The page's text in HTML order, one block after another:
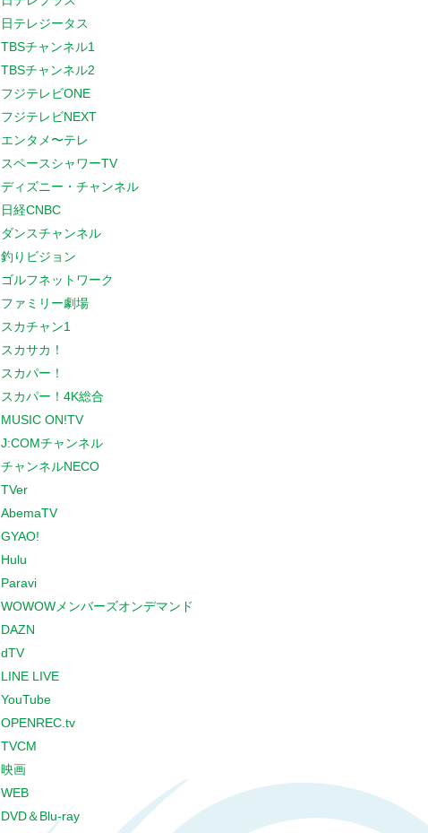
日テレジータス
TBSチャンネル1
TBSチャンネル2
フジテレビONE
フジテレビNEXT
エンタメ〜テレ
スペースシャワーTV
ディズニー・チャンネル
日経CNBC
ダンスチャンネル
釣りビジョン
ゴルフネットワーク
ファミリー劇場
スカチャン1
スカサカ！
スカパー！
スカパー！4K総合
MUSIC ON!TV
J:COMチャンネル
チャンネルNECO
TVer
AbemaTV
GYAO!
Hulu
Paravi
WOWOWメンバーズオンデマンド
DAZN
dTV
LINE LIVE
YouTube
OPENREC.tv
TVCM
映画
WEB
DVD＆Blu-ray